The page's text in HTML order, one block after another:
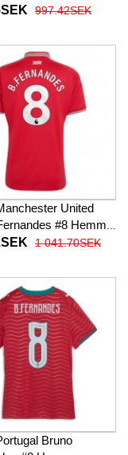
VM 2026
997.42SEK
United
#8 Hemma
2026-27
1 041.70SEK
Bruno